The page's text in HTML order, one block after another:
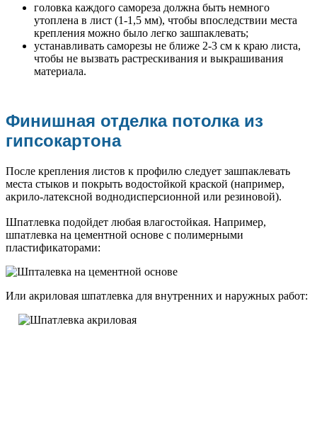
головка каждого самореза должна быть немного
утоплена в лист (1-1,5 мм), чтобы впоследствии места
крепления можно было легко зашпаклевать;
устанавливать саморезы не ближе 2-3 см к краю листа,
чтобы не вызвать растрескивания и выкрашивания
материала.
Финишная отделка потолка из
гипсокартона
После крепления листов к профилю следует зашпаклевать
места стыков и покрыть водостойкой краской (например,
акрило-латексной воднодисперсионной или резиновой).
Шпатлевка подойдет любая влагостойкая. Например,
шпатлевка на цементной основе с полимерными
пластификаторами:
Или акриловая шпатлевка для внутренних и наружных работ: